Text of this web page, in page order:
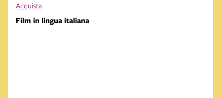
Acquista
Film in lingua italiana